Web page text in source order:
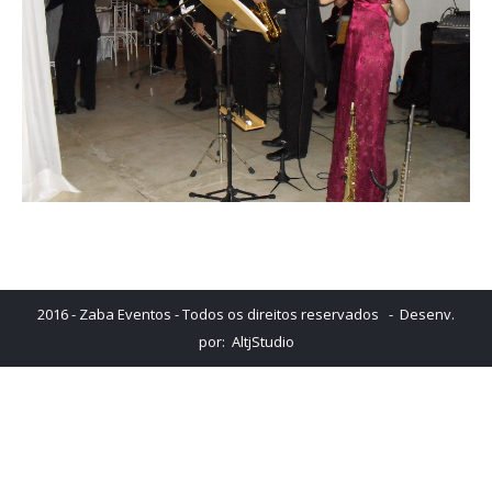
2016 - Zaba Eventos - Todos os direitos reservados - Desenv.
por: AltjStudio